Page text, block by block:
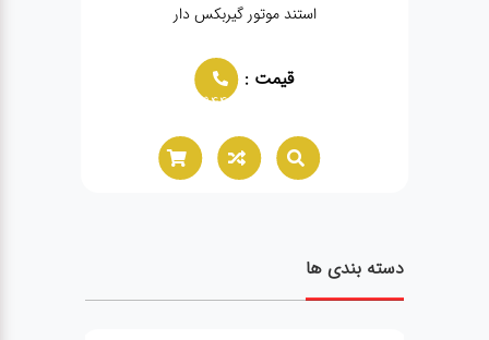
استند موتور گیربکس دار
قیمت :
02166021944
دسته بندی ها